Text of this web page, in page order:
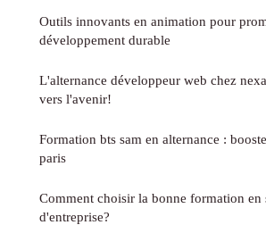
Outils innovants en animation pour
développement durable
L'alternance développeur web chez
vers l'avenir!
Formation bts sam en alternance :
paris
Comment choisir la bonne formation en
d'entreprise?